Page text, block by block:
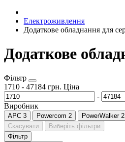
Електроживлення
Додаткове обладнання для
Додаткове
Фільтр
1710 - 47184 грн. Ціна
-
Виробник
APC 3 Powercom 2 PowerWalker 2
Скасувати
Виберіть фільтри
Фільтр